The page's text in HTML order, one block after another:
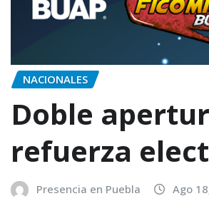
NACIONALES
Doble
refuerza
Presencia en Puebla Ago